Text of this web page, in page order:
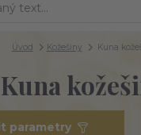
Úvod Kožešiny Kuna
Kuna
parametry